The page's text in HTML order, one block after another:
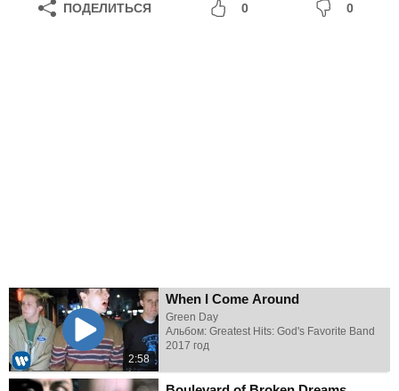
ПОДЕЛИТЬСЯ 0 0
2:58
When I Come Around
Green Day
Альбом: Greatest Hits: God's Favorite Band
2017 год